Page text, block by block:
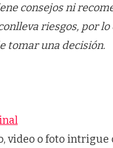
consejos ni
riesgos, por
tomar una decisión.
video o foto